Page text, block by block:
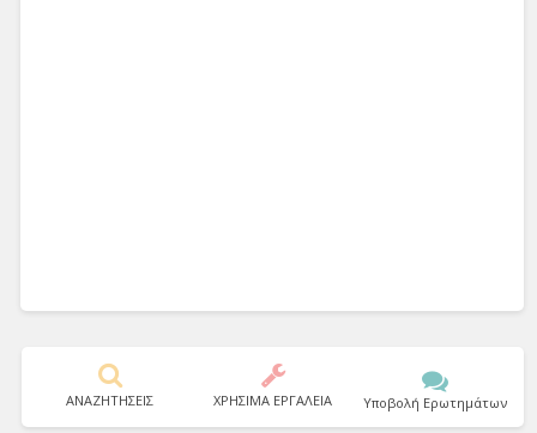
ΑΝΑΖΗΤΗΣΕΙΣ ΧΡΗΣΙΜΑ ΕΡΓΑΛΕΙΑ Υποβολή Ερωτημάτων